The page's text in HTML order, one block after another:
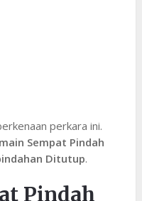
perkara ini.
Sempat Pindah
Ditutup.
Pindah